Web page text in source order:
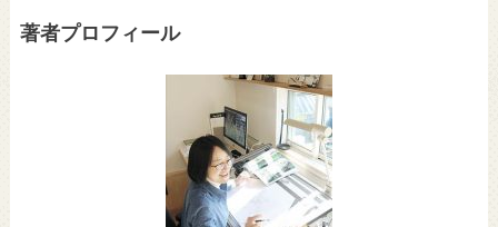
著者プロフィール